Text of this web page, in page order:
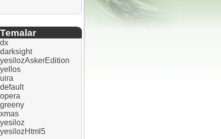
Temalar
dx
darksight
yesilozAskerEdition
yellos
uira
default
opera
greeny
xmas
yesiloz
yesilozHtml5